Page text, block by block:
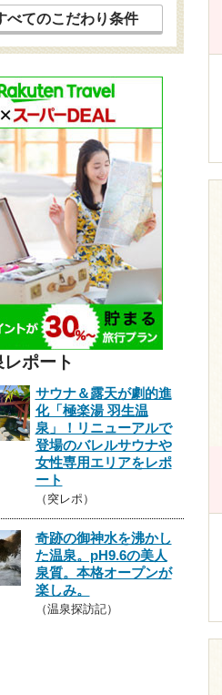
べてのこだわり条件
ポート
サウナ＆露天が劇的進
化「極楽湯 羽生温
泉」！リニューアルで
登場のバレルサウナや
女性専用エリアをレポ
ート
（突レポ）
奇跡の御神水を沸かし
た温泉。pH9.6の美人
泉質。本格オープンが
楽しみ。
（温泉探訪記）